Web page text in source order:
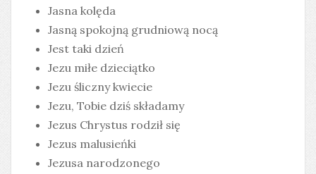
Jasna kolęda
Jasną spokojną grudniową nocą
Jest taki dzień
Jezu miłe dzieciątko
Jezu śliczny kwiecie
Jezu, Tobie dziś składamy
Jezus Chrystus rodził się
Jezus malusieńki
Jezusa narodzonego